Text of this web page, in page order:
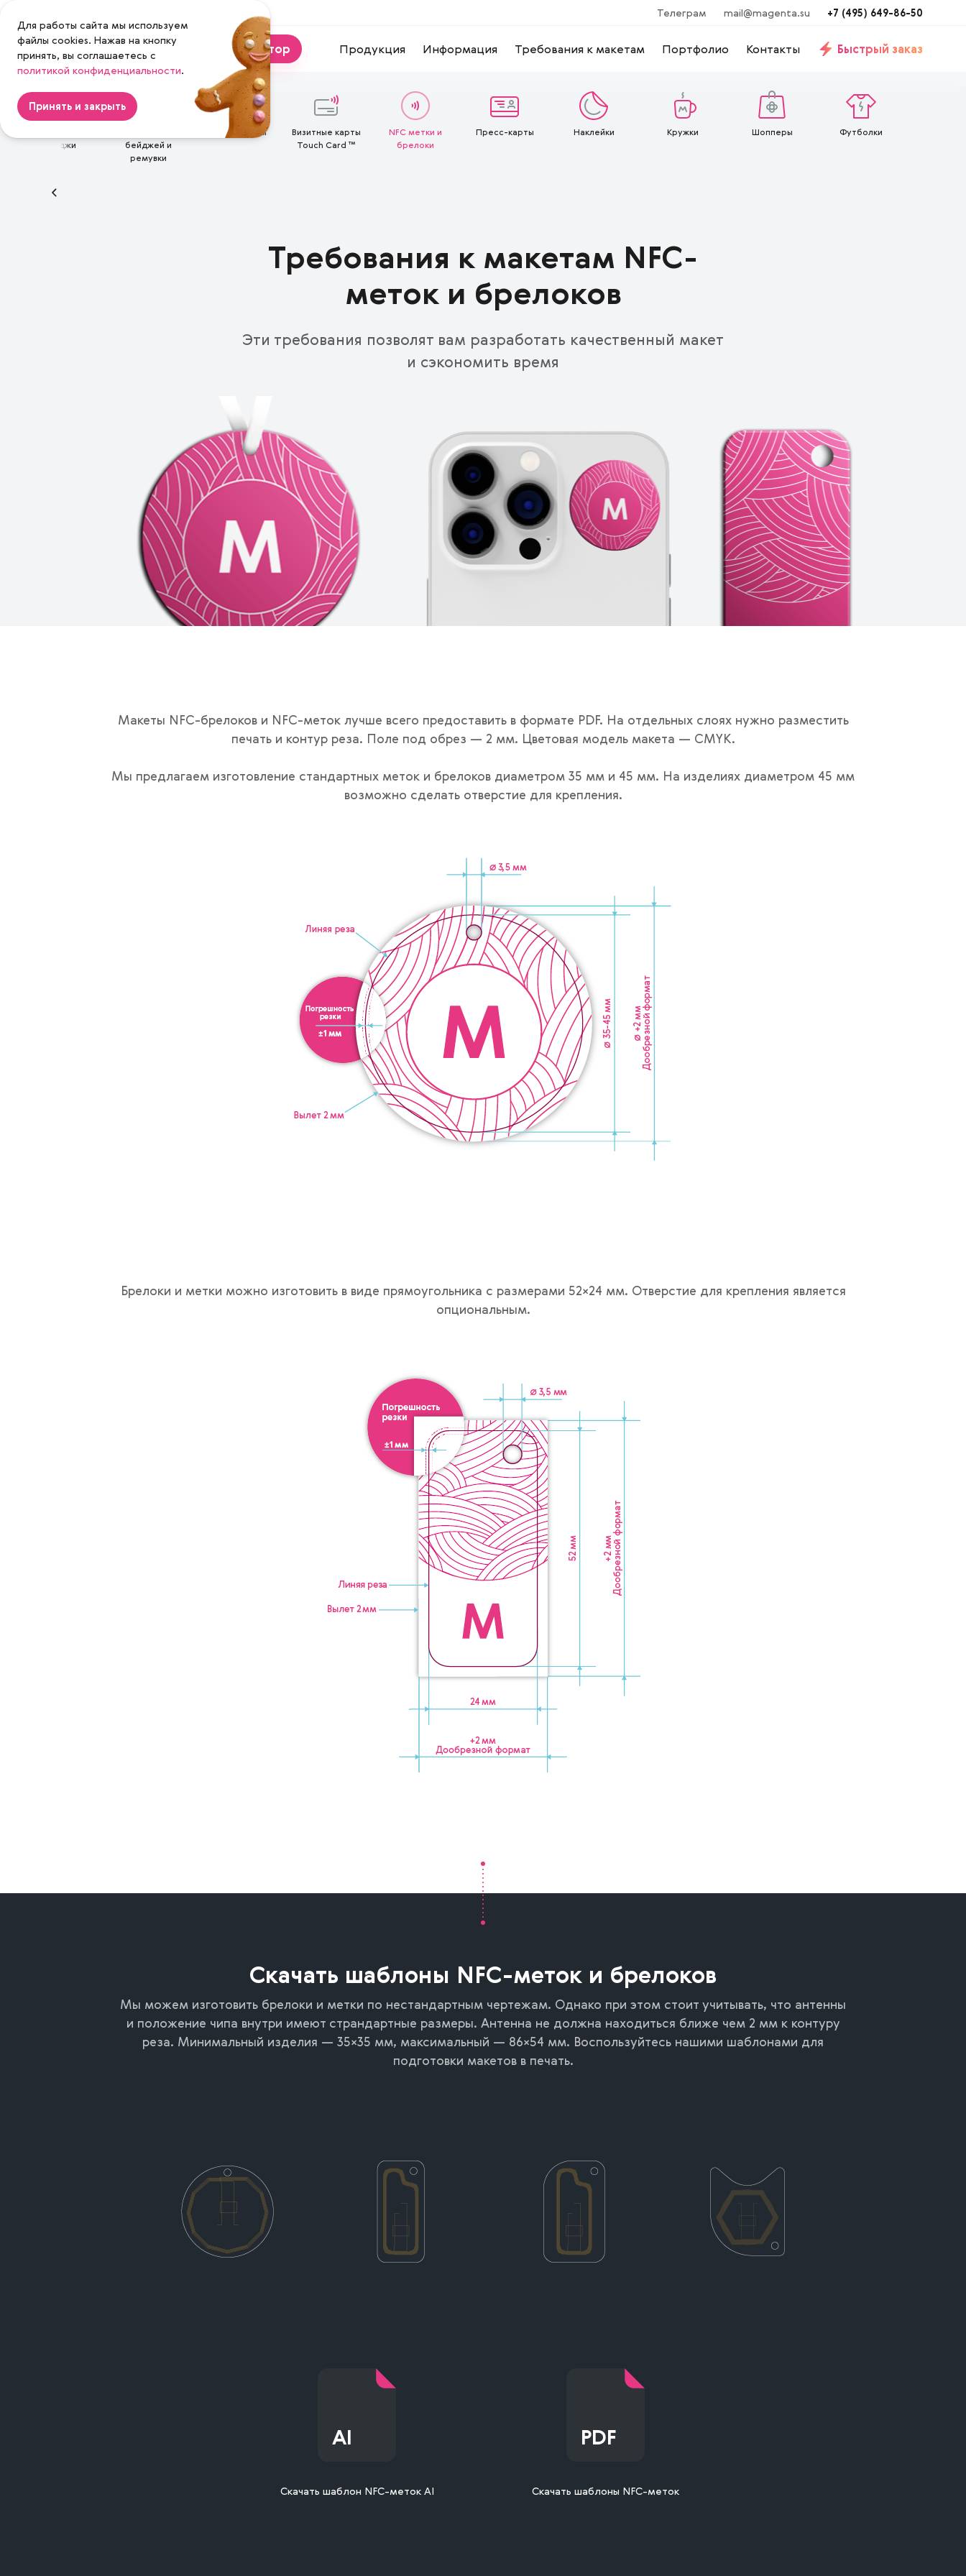
Телеграм mail@magenta.su +7 (495) 649-86-50
Magenta
Быстрый заказ
Калькулятор Продукция Информация Требования к макетам Портфолио Контакты
бейджи
бейджей и
ремувки
Картхолдеры
Визитные карты
Touch Card ™
NFC метки и
брелоки
Пресс-карты Наклейки Кружки Шопперы Футболки
Требования к макетам NFC-
меток и брелоков
Эти требования позволят вам разработать качественный макет
и сэкономить время
Макеты NFC-брелоков и NFC-меток лучше всего предоставить в формате PDF. На отдельных слоях нужно разместить
печать и контур реза. Поле под обрез — 2 мм. Цветовая модель макета — CMYK.
Мы предлагаем изготовление стандартных меток и брелоков диаметром 35 мм и 45 мм. На изделиях диаметром 45 мм
возможно сделать отверстие для крепления.
Брелоки и метки можно изготовить в виде прямоугольника с размерами 52×24 мм. Отверстие для крепления является
опциональным.
Скачать шаблоны NFC-меток и брелоков
Мы можем изготовить брелоки и метки по нестандартным чертежам. Однако при этом стоит учитывать, что антенны
и положение чипа внутри имеют страндартные размеры. Антенна не должна находиться ближе чем 2 мм к контуру
реза. Минимальный изделия — 35×35 мм, максимальный — 86×54 мм. Воспользуйтесь нашими шаблонами для
подготовки макетов в печать.
AI
Скачать шаблон NFC-меток AI
PDF
Скачать шаблоны NFC-меток
Для работы сайта мы используем
файлы cookies. Нажав на кнопку
принять, вы соглашаетесь с
политикой конфиденциальности.
Принять и закрыть